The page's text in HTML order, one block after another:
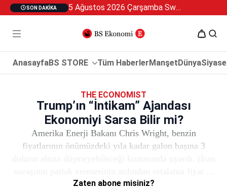
SON DAKIKA 5 Ağustos 2026 Çarşamba Swan Özel 2
AnasayfaBS STORE Tüm HaberlerManşetDünya
THE ECONOMIST
Trump’ın “İntikam” Ajandası
Ekonomiyi Sarsa Bilir mi?
Amerika Enerji Bakanı Chris Wright, benzin
fiyatlarının önümüzdeki yıla kadar galon başına 3
Zaten abone misiniz?